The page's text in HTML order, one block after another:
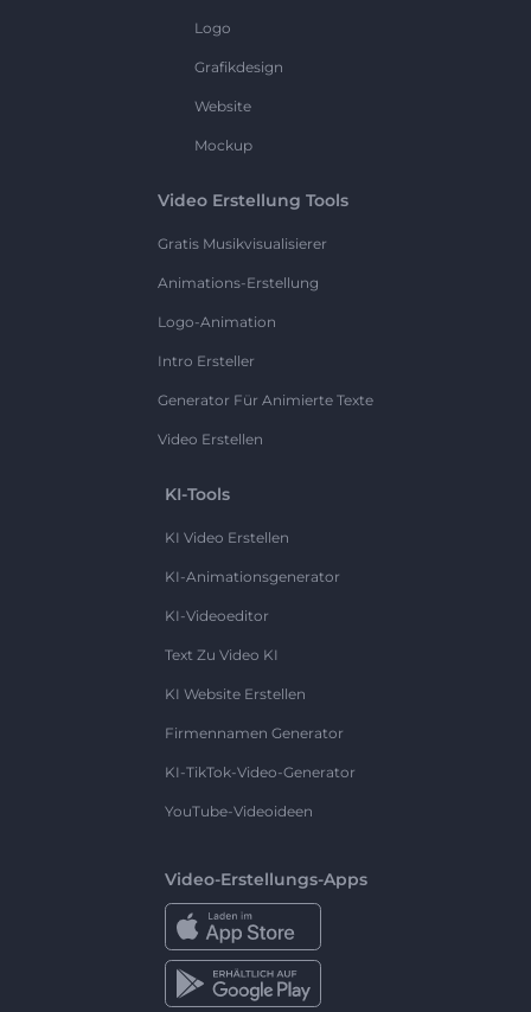
Logo
Grafikdesign
Website
Mockup
Video Erstellung Tools
Gratis Musikvisualisierer
Animations-Erstellung
Logo-Animation
Intro Ersteller
Generator Für Animierte Texte
Video Erstellen
KI-Tools
KI Video Erstellen
KI-Animationsgenerator
KI-Videoeditor
Text Zu Video KI
KI Website Erstellen
Firmennamen Generator
KI-TikTok-Video-Generator
YouTube-Videoideen
Video-Erstellungs-Apps